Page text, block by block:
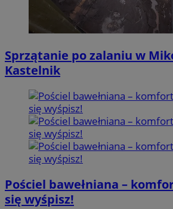
Sprzątanie po zalaniu w
Kastelnik
Pościel bawełniana –
się wyśpisz!